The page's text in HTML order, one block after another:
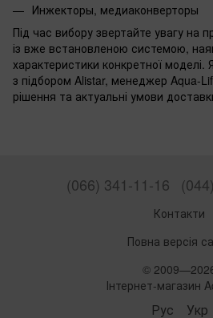
Инжекторы, медиаконверторы
Під час вибору звертайте увагу на
із вже встановленою системою,
характеристики конкретної
з підбором Alistar, менеджер Aqua-
рішення та актуальні умови
(066) 341-11-16
Контакти
Повна версія
©
Інтернет-магазин
Рус Укр